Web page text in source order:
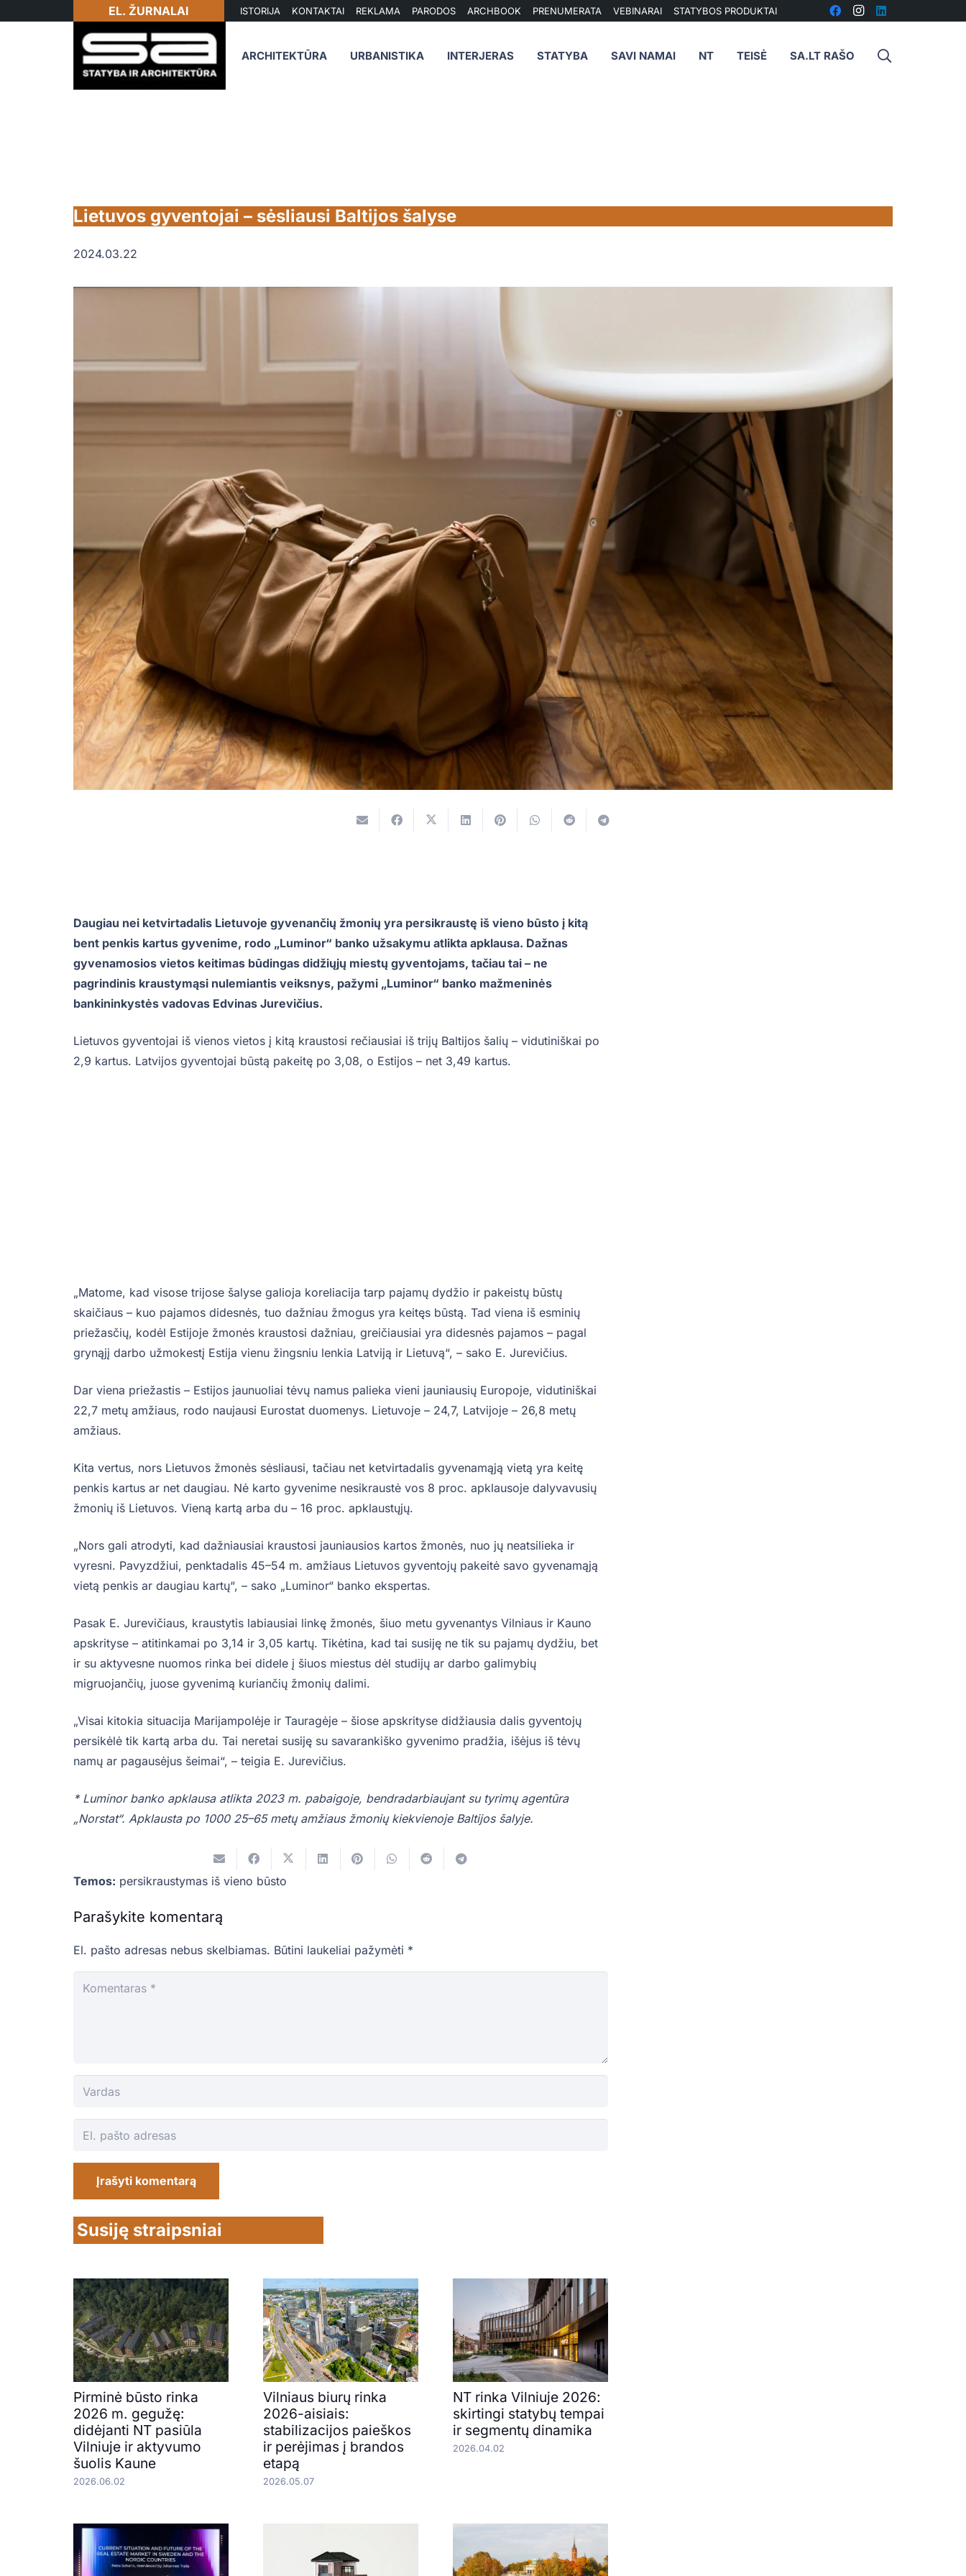
EL. ŽURNALAI ISTORIJA KONTAKTAI REKLAMA PARODOS ARCHBOOK PRENUMERATA VEBINARAI STATYBOS PRODUKTAI
ARCHITEKTŪRA URBANISTIKA INTERJERAS STATYBA SAVI NAMAI NT TEISĖ SA.LT RAŠO
Lietuvos gyventojai – sėsliausi Baltijos šalyse
2024.03.22
Daugiau nei ketvirtadalis Lietuvoje gyvenančių žmonių yra persikraustę iš vieno būsto į kitą
bent penkis kartus gyvenime, rodo „Luminor“ banko užsakymu atlikta apklausa. Dažnas
gyvenamosios vietos keitimas būdingas didžiųjų miestų gyventojams, tačiau tai – ne
pagrindinis kraustymąsi nulemiantis veiksnys, pažymi „Luminor“ banko mažmeninės
bankininkystės vadovas Edvinas Jurevičius.
Lietuvos gyventojai iš vienos vietos į kitą kraustosi rečiausiai iš trijų Baltijos šalių – vidutiniškai po
2,9 kartus. Latvijos gyventojai būstą pakeitę po 3,08, o Estijos – net 3,49 kartus.
„Matome, kad visose trijose šalyse galioja koreliacija tarp pajamų dydžio ir pakeistų būstų
skaičiaus – kuo pajamos didesnės, tuo dažniau žmogus yra keitęs būstą. Tad viena iš esminių
priežasčių, kodėl Estijoje žmonės kraustosi dažniau, greičiausiai yra didesnės pajamos – pagal
grynąjį darbo užmokestį Estija vienu žingsniu lenkia Latviją ir Lietuvą“, – sako E. Jurevičius.
Dar viena priežastis – Estijos jaunuoliai tėvų namus palieka vieni jauniausių Europoje, vidutiniškai
22,7 metų amžiaus, rodo naujausi Eurostat duomenys. Lietuvoje – 24,7, Latvijoje – 26,8 metų
amžiaus.
Kita vertus, nors Lietuvos žmonės sėsliausi, tačiau net ketvirtadalis gyvenamąją vietą yra keitę
penkis kartus ar net daugiau. Nė karto gyvenime nesikraustė vos 8 proc. apklausoje dalyvavusių
žmonių iš Lietuvos. Vieną kartą arba du – 16 proc. apklaustųjų.
„Nors gali atrodyti, kad dažniausiai kraustosi jauniausios kartos žmonės, nuo jų neatsilieka ir
vyresni. Pavyzdžiui, penktadalis 45–54 m. amžiaus Lietuvos gyventojų pakeitė savo gyvenamąją
vietą penkis ar daugiau kartų“, – sako „Luminor“ banko ekspertas.
Pasak E. Jurevičiaus, kraustytis labiausiai linkę žmonės, šiuo metu gyvenantys Vilniaus ir Kauno
apskrityse – atitinkamai po 3,14 ir 3,05 kartų. Tikėtina, kad tai susiję ne tik su pajamų dydžiu, bet
ir su aktyvesne nuomos rinka bei didele į šiuos miestus dėl studijų ar darbo galimybių
migruojančių, juose gyvenimą kuriančių žmonių dalimi.
„Visai kitokia situacija Marijampolėje ir Tauragėje – šiose apskrityse didžiausia dalis gyventojų
persikėlė tik kartą arba du. Tai neretai susiję su savarankiško gyvenimo pradžia, išėjus iš tėvų
namų ar pagausėjus šeimai“, – teigia E. Jurevičius.
* Luminor banko apklausa atlikta 2023 m. pabaigoje, bendradarbiaujant su tyrimų agentūra
„Norstat“. Apklausta po 1000 25–65 metų amžiaus žmonių kiekvienoje Baltijos šalyje.
Temos: persikraustymas iš vieno būsto
Parašykite komentarą
El. pašto adresas nebus skelbiamas. Būtini laukeliai pažymėti *
Įrašyti komentarą
Susiję straipsniai
Pirminė būsto rinka
2026 m. gegužę:
didėjanti NT pasiūla
Vilniuje ir aktyvumo
šuolis Kaune
2026.06.02
Vilniaus biurų rinka
2026-aisiais:
stabilizacijos paieškos
ir perėjimas į brandos
etapą
2026.05.07
NT rinka Vilniuje 2026:
skirtingi statybų tempai
ir segmentų dinamika
2026.04.02